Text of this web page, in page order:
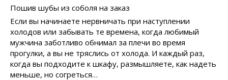
Пошив шубы из соболя на заказ
Если вы начинаете нервничать при наступлении
холодов или забывать те времена, когда любимый
мужчина заботливо обнимал за плечи во время
прогулки, а вы не тряслись от холода. И каждый раз,
когда вы подходите к шкафу, размышляете, как надеть
меньше, но согреться…